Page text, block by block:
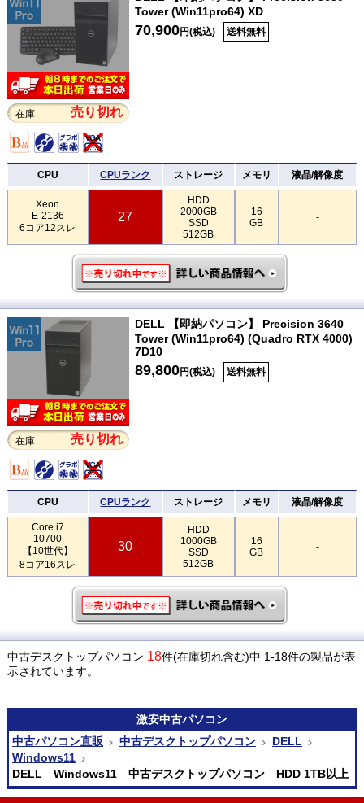
在庫 売り切れ
Tower (Win11pro64) XD
70,900円(税込) 送料無料
CPU CPUランク ストレージ メモリ 液晶/解像度
Xeon
E-2136
6コア12スレ
27
HDD
2000GB
SSD
512GB
16
GB
-
在庫 売り切れ
DELL 【即納パソコン】 Precision 3640
Tower (Win11pro64) (Quadro RTX 4000)
7D10
89,800円(税込) 送料無料
CPU CPUランク ストレージ メモリ 液晶/解像度
Core i7
10700
【10世代】
8コア16スレ
30
HDD
1000GB
SSD
512GB
16
GB
-
中古デスクトップパソコン 18件(在庫切れ含む)中 1-18件の製品が表
示されています。
激安中古パソコン
中古パソコン直販
中古デスクトップパソコン
DELL
Windows11
DELL Windows11 中古デスクトップパソコン HDD 1TB以上